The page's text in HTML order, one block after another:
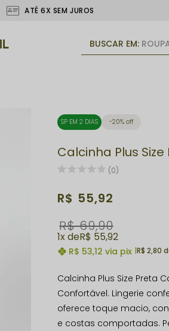
ATÉ 6X SEM JUROS
BUSCAR EM:
SP EM 2 DIAS 20% off
Calcinha Plus
(0)
R$ 53,12 via pix |R$ 2,80
R$ 69,90
R$ 55,92
1x R$ 55,92
Calcinha Plus Size Preta
Confortável. Lingerie
oferece toque macio,
e costas comportadas.